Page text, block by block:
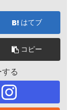
はてブ
コピー
る